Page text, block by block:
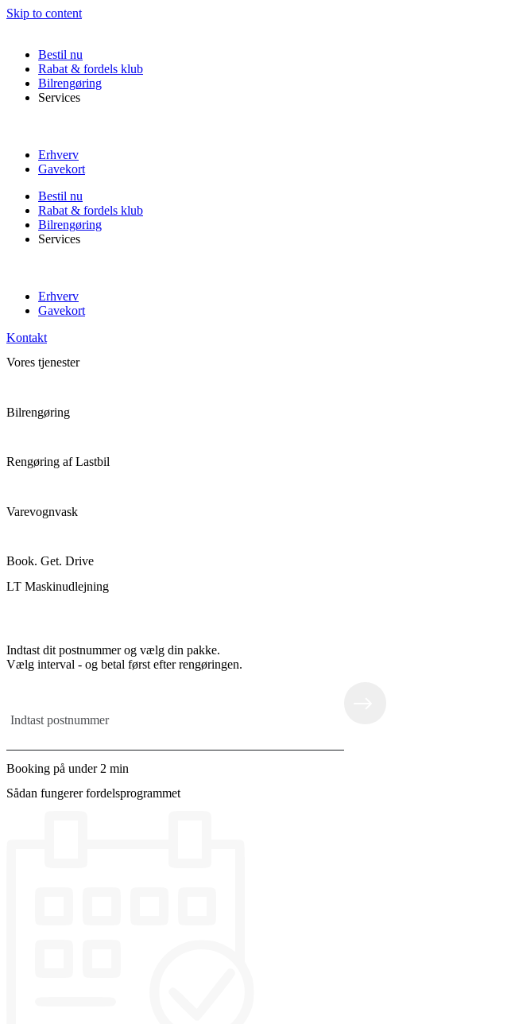
Skip to content
Bestil nu
Rabat & fordels klub
Bilrengøring
Services
Erhverv
Gavekort
Bestil nu
Rabat & fordels klub
Bilrengøring
Services
Erhverv
Gavekort
Kontakt
Vores tjenester
Bilrengøring
Rengøring af Lastbil
Varevognvask
Book. Get. Drive
LT Maskinudlejning
Indtast dit postnummer og vælg din pakke.
Vælg interval - og betal først efter rengøringen.
Booking på under 2 min
Sådan fungerer fordelsprogrammet